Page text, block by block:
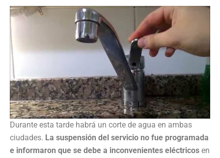
Durante esta tarde habrá un corte de agua en ambas
ciudades. La suspensión del servicio no fue programada
e informaron que se debe a inconvenientes eléctricos en